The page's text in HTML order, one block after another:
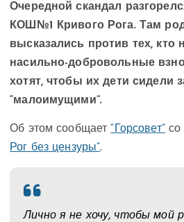
Очередной скандал
КОШ№1 Кривого Рога. Там
высказались против тех, кто
насильно-добровольные
хотят, чтобы их дети сидели
“малоимущими”.
Об этом сообщает“Горсовет” со
Рог без цензуры”.
Лично я не хочу, чтобы мой